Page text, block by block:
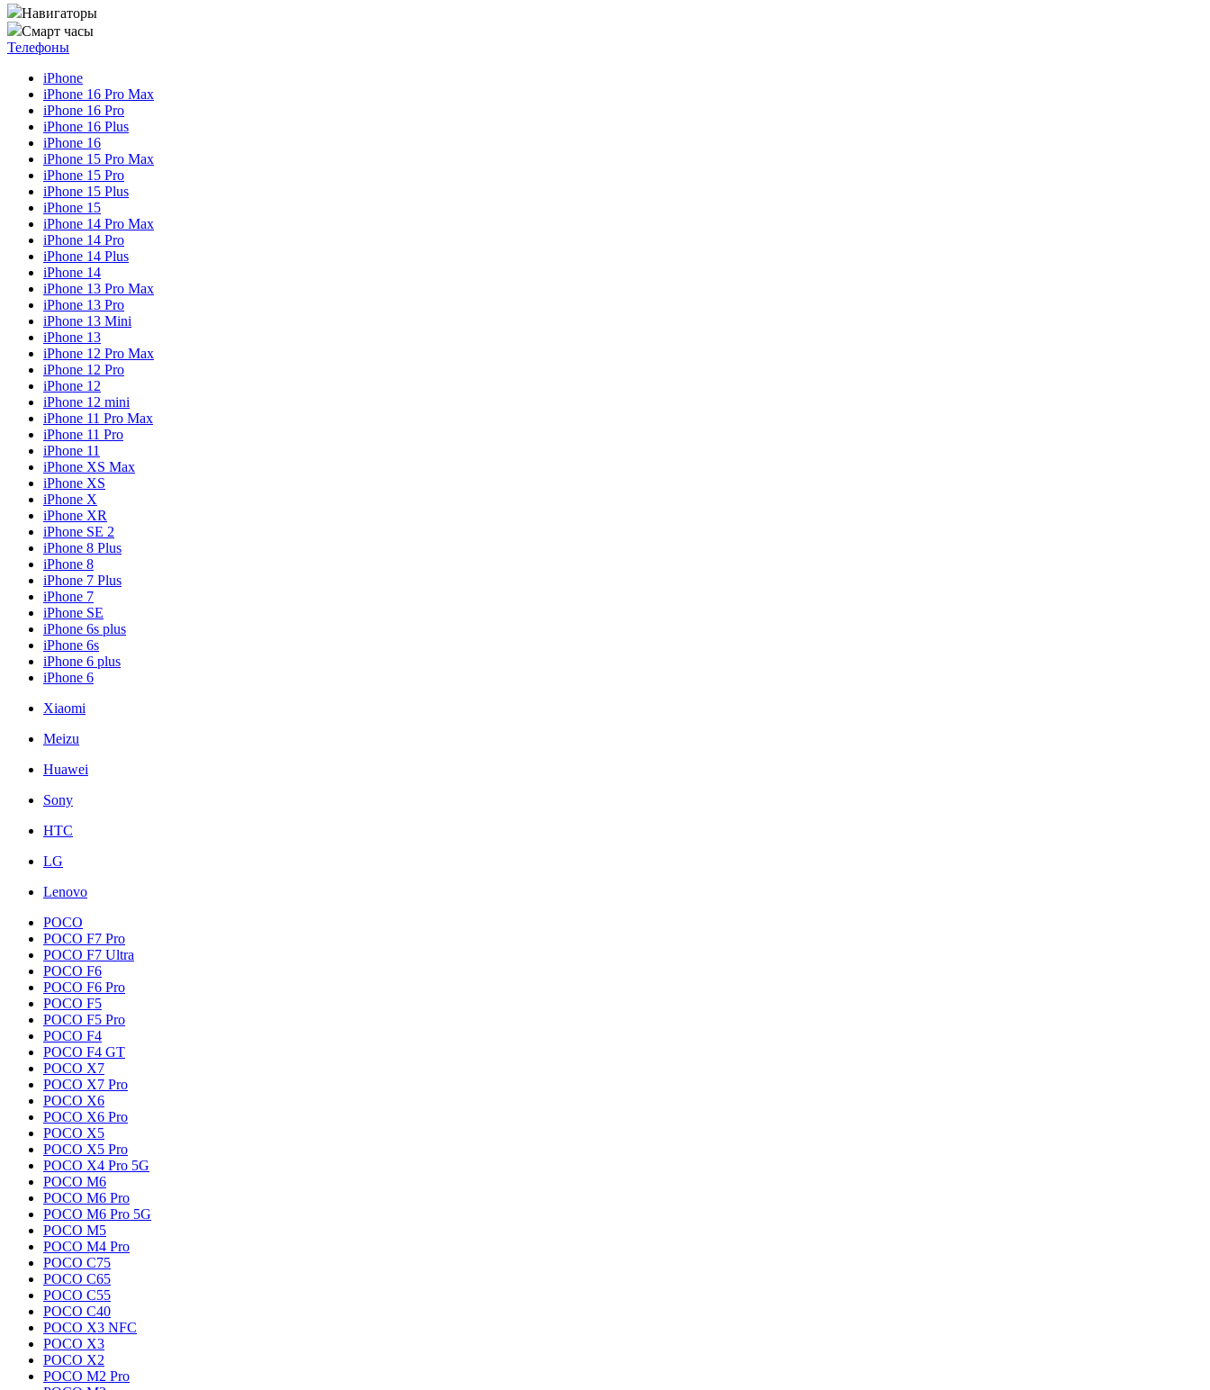
Навигаторы
Смарт часы
Телефоны
iPhone
iPhone 16 Pro Max
iPhone 16 Pro
iPhone 16 Plus
iPhone 16
iPhone 15 Pro Max
iPhone 15 Pro
iPhone 15 Plus
iPhone 15
iPhone 14 Pro Max
iPhone 14 Pro
iPhone 14 Plus
iPhone 14
iPhone 13 Pro Max
iPhone 13 Pro
iPhone 13 Mini
iPhone 13
iPhone 12 Pro Max
iPhone 12 Pro
iPhone 12
iPhone 12 mini
iPhone 11 Pro Max
iPhone 11 Pro
iPhone 11
iPhone XS Max
iPhone XS
iPhone X
iPhone XR
iPhone SE 2
iPhone 8 Plus
iPhone 8
iPhone 7 Plus
iPhone 7
iPhone SE
iPhone 6s plus
iPhone 6s
iPhone 6 plus
iPhone 6
Xiaomi
Meizu
Huawei
Sony
HTC
LG
Lenovo
POCO
POCO F7 Pro
POCO F7 Ultra
POCO F6
POCO F6 Pro
POCO F5
POCO F5 Pro
POCO F4
POCO F4 GT
POCO X7
POCO X7 Pro
POCO X6
POCO X6 Pro
POCO X5
POCO X5 Pro
POCO X4 Pro 5G
POCO M6
POCO M6 Pro
POCO M6 Pro 5G
POCO M5
POCO M4 Pro
POCO C75
POCO C65
POCO C55
POCO C40
POCO X3 NFC
POCO X3
POCO X2
POCO M2 Pro